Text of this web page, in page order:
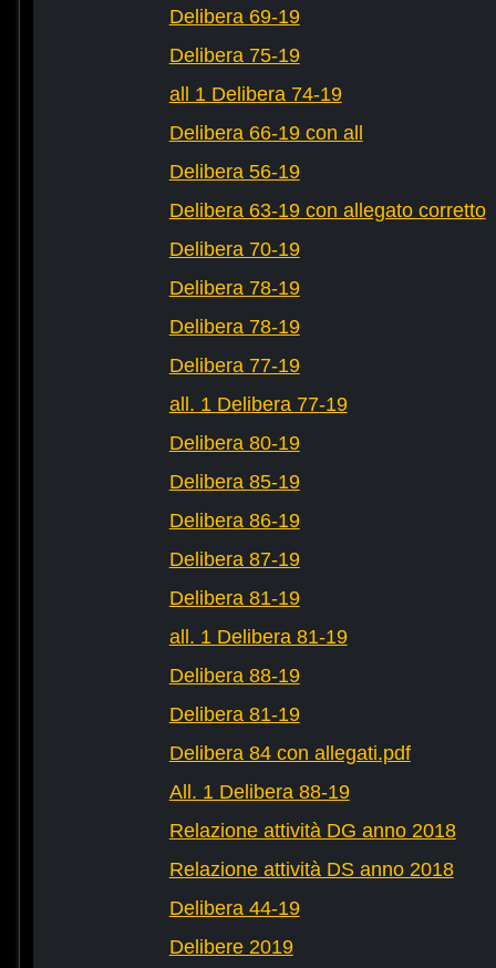
Delibera 69-19
Delibera 75-19
all 1 Delibera 74-19
Delibera 66-19 con all
Delibera 56-19
Delibera 63-19 con allegato corretto
Delibera 70-19
Delibera 78-19
Delibera 78-19
Delibera 77-19
all. 1 Delibera 77-19
Delibera 80-19
Delibera 85-19
Delibera 86-19
Delibera 87-19
Delibera 81-19
all. 1 Delibera 81-19
Delibera 88-19
Delibera 81-19
Delibera 84 con allegati.pdf
All. 1 Delibera 88-19
Relazione attività DG anno 2018
Relazione attività DS anno 2018
Delibera 44-19
Delibere 2019